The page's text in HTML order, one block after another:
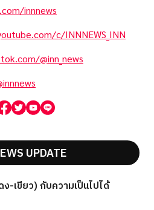
innnews
c/INNNEWS_INN
@inn_news
UPDATE
-เขียว) กับความเป็นไปได้